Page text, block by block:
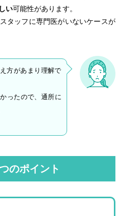
い可能性があります。
タッフに専門医がいないケースが
方があまり理解で
ったので、通所に
のポイント